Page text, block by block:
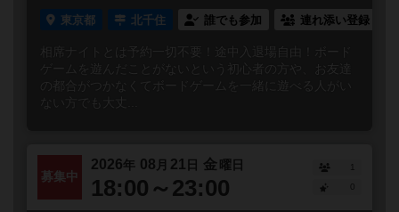
東京都 北千住 誰でも参加 連れ添い登録
相席ナイトとは予約一切不要！途中入退場自由！ボード
ゲームを遊んだことがないという初心者の方や、お友達
の都合がつかなくてボードゲームを一緒に遊べる人がい
ない方でも大丈...
募集中
2026年 08 月 21 日 金曜日
18:00～23:00
1